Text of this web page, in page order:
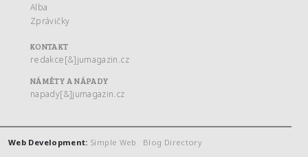
Alba
Zprávičky
KONTAKT
redakce[&]jumagazin.cz
NÁMĚTY A NÁPADY
napady[&]jumagazin.cz
Web Development: Simple Web Blog Directory